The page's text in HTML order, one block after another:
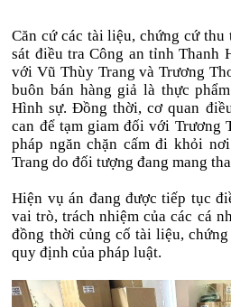
Căn cứ các tài liệu, chứng cứ thu
sát điều tra Công an tỉnh Thanh
với Vũ Thùy Trang và Trương
buôn bán hàng giả là thực
Hình sự. Đồng thời, cơ quan
can để tạm giam đối với Trương
pháp ngăn chặn cấm đi khỏi
Trang do đối tượng đang mang
Hiện vụ án đang được tiếp tục
vai trò, trách nhiệm của các cá
đồng thời củng cố tài liệu,
quy định của pháp luật.